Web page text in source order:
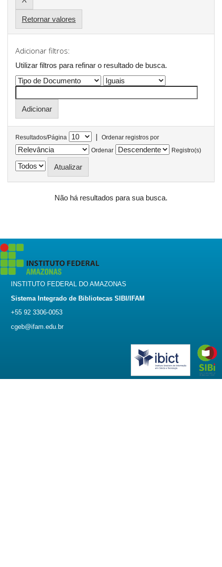
Retornar valores
Adicionar filtros:
Utilizar filtros para refinar o resultado de busca.
Resultados/Página |
Ordenar registros por
Ordenar
Registro(s)
Não há resultados para sua busca.
INSTITUTO FEDERAL DO AMAZONAS
Sistema Integrado de Bibliotecas SIBI/IFAM
+55 92 3306-0053
cgeb@ifam.edu.br